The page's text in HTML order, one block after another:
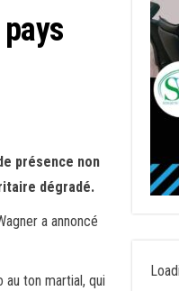
présence non
dégradé.
a annoncé
ton martial, qui